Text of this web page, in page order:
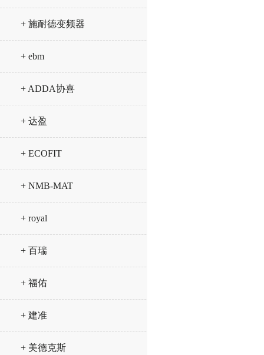
+ 施耐德变频器
+ ebm
+ ADDA协喜
+ 达盈
+ ECOFIT
+ NMB-MAT
+ royal
+ 百瑞
+ 福佑
+ 建准
+ 美德克斯